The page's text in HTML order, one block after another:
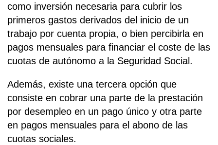
como inversión necesaria para cubrir los
primeros gastos derivados del inicio de un
trabajo por cuenta propia, o bien percibirla en
pagos mensuales para financiar el coste de las
cuotas de autónomo a la Seguridad Social.
Además, existe una tercera opción que
consiste en cobrar una parte de la prestación
por desempleo en un pago único y otra parte
en pagos mensuales para el abono de las
cuotas sociales.